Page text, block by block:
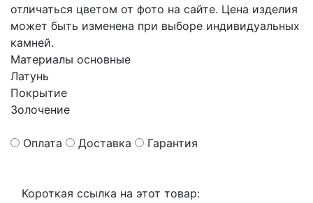
отличаться цветом от фото на сайте. Цена изделия
может быть изменена при выборе индивидуальных
камней.
Материалы основные
Латунь
Покрытие
Золочение
Оплата Доставка Гарантия
Короткая ссылка на этот товар: